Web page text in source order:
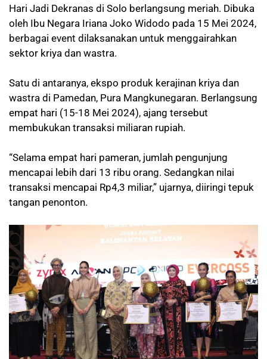
Hari Jadi Dekranas di Solo berlangsung meriah. Dibuka
oleh Ibu Negara Iriana Joko Widodo pada 15 Mei 2024,
berbagai event dilaksanakan untuk menggairahkan
sektor kriya dan wastra.
Satu di antaranya, ekspo produk kerajinan kriya dan
wastra di Pamedan, Pura Mangkunegaran. Berlangsung
empat hari (15-18 Mei 2024), ajang tersebut
membukukan transaksi miliaran rupiah.
“Selama empat hari pameran, jumlah pengunjung
mencapai lebih dari 13 ribu orang. Sedangkan nilai
transaksi mencapai Rp4,3 miliar,” ujarnya, diiringi tepuk
tangan penonton.